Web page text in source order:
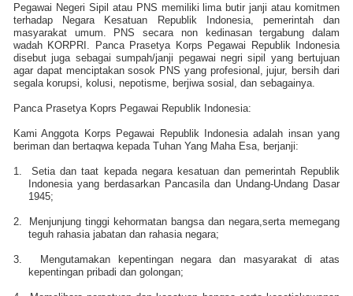
Pegawai Negeri Sipil atau PNS memiliki lima butir janji atau komitmen
terhadap Negara Kesatuan Republik Indonesia, pemerintah dan
masyarakat umum. PNS secara non kedinasan tergabung dalam
wadah KORPRI. Panca Prasetya Korps Pegawai Republik Indonesia
disebut juga sebagai sumpah/janji pegawai negri sipil yang bertujuan
agar dapat menciptakan sosok PNS yang profesional, jujur, bersih dari
segala korupsi, kolusi, nepotisme, berjiwa sosial, dan sebagainya.
Panca Prasetya Koprs Pegawai Republik Indonesia:
Kami Anggota Korps Pegawai Republik Indonesia adalah insan yang
beriman dan bertaqwa kepada Tuhan Yang Maha Esa, berjanji:
1.
Setia dan taat kepada negara kesatuan dan pemerintah Republik
Indonesia yang berdasarkan Pancasila dan Undang-Undang Dasar
1945;
2.
Menjunjung tinggi kehormatan bangsa dan negara,serta memegang
teguh rahasia jabatan dan rahasia negara;
3.
Mengutamakan kepentingan negara dan masyarakat di atas
kepentingan pribadi dan golongan;